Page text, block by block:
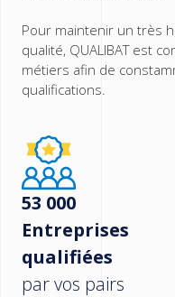
Pour maintenir un très
qualité, QUALIBAT est
métiers afin de
qualifications.
53 000
Entreprises
qualifiées
par vos pairs